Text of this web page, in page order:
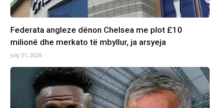
Federata angleze dënon Chelsea me plot £10
milionë dhe merkato të mbyllur, ja arsyeja
July 31, 2026